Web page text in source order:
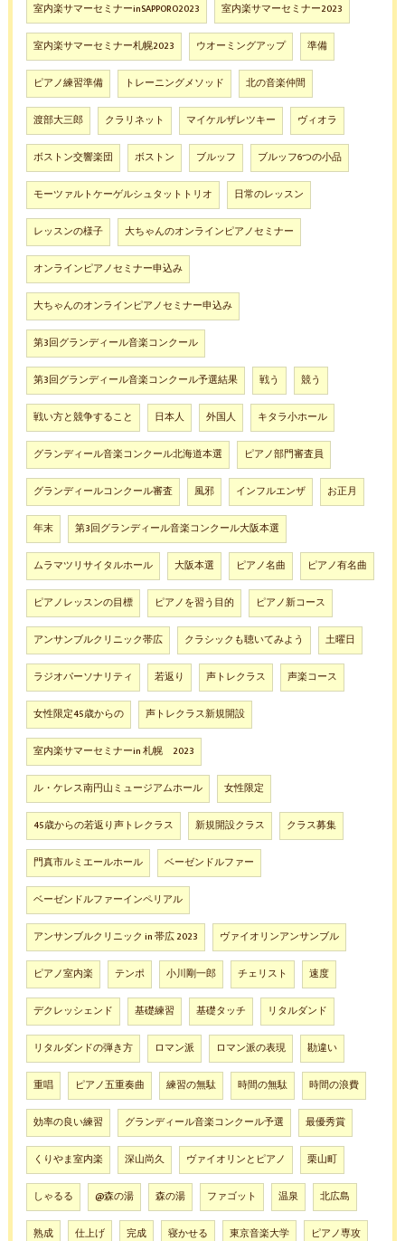
室内楽サマーセミナーinSAPPORO2023 室内楽サマーセミナー2023
室内楽サマーセミナー札幌2023 ウオーミングアップ 準備
ピアノ練習準備 トレーニングメソッド 北の音楽仲間
渡部大三郎 クラリネット マイケルザレツキー ヴィオラ
ボストン交響楽団 ボストン ブルッフ ブルッフ6つの小品
モーツァルトケーゲルシュタットトリオ 日常のレッスン
レッスンの様子 大ちゃんのオンラインピアノセミナー
オンラインピアノセミナー申込み
大ちゃんのオンラインピアノセミナー申込み
第3回グランディール音楽コンクール
第3回グランディール音楽コンクール予選結果 戦う 競う
戦い方と競争すること 日本人 外国人 キタラ小ホール
グランディール音楽コンクール北海道本選 ピアノ部門審査員
グランディールコンクール審査 風邪 インフルエンザ お正月
年末 第3回グランディール音楽コンクール大阪本選
ムラマツリサイタルホール 大阪本選 ピアノ名曲 ピアノ有名曲
ピアノレッスンの目標 ピアノを習う目的 ピアノ新コース
アンサンブルクリニック帯広 クラシックも聴いてみよう 土曜日
ラジオパーソナリティ 若返り 声トレクラス 声楽コース
女性限定45歳からの 声トレクラス新規開設
室内楽サマーセミナーin 札幌 2023
ル・ケレス南円山ミュージアムホール 女性限定
45歳からの若返り声トレクラス 新規開設クラス クラス募集
門真市ルミエールホール ベーゼンドルファー
ベーゼンドルファーインペリアル
アンサンブルクリニック in 帯広 2023 ヴァイオリンアンサンブル
ピアノ室内楽 テンポ 小川剛一郎 チェリスト 速度
デクレッシェンド 基礎練習 基礎タッチ リタルダンド
リタルダンドの弾き方 ロマン派 ロマン派の表現 勘違い
重唱 ピアノ五重奏曲 練習の無駄 時間の無駄 時間の浪費
効率の良い練習 グランディール音楽コンクール予選 最優秀賞
くりやま室内楽 深山尚久 ヴァイオリンとピアノ 栗山町
しゃるる @森の湯 森の湯 ファゴット 温泉 北広島
熟成 仕上げ 完成 寝かせる 東京音楽大学 ピアノ専攻